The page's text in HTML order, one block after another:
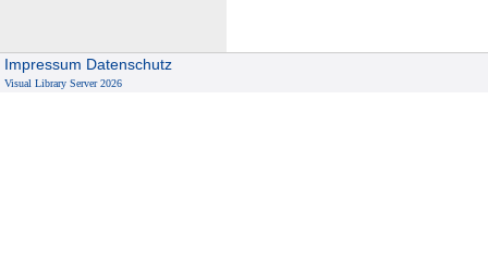
Impressum Datenschutz
Visual Library Server 2026